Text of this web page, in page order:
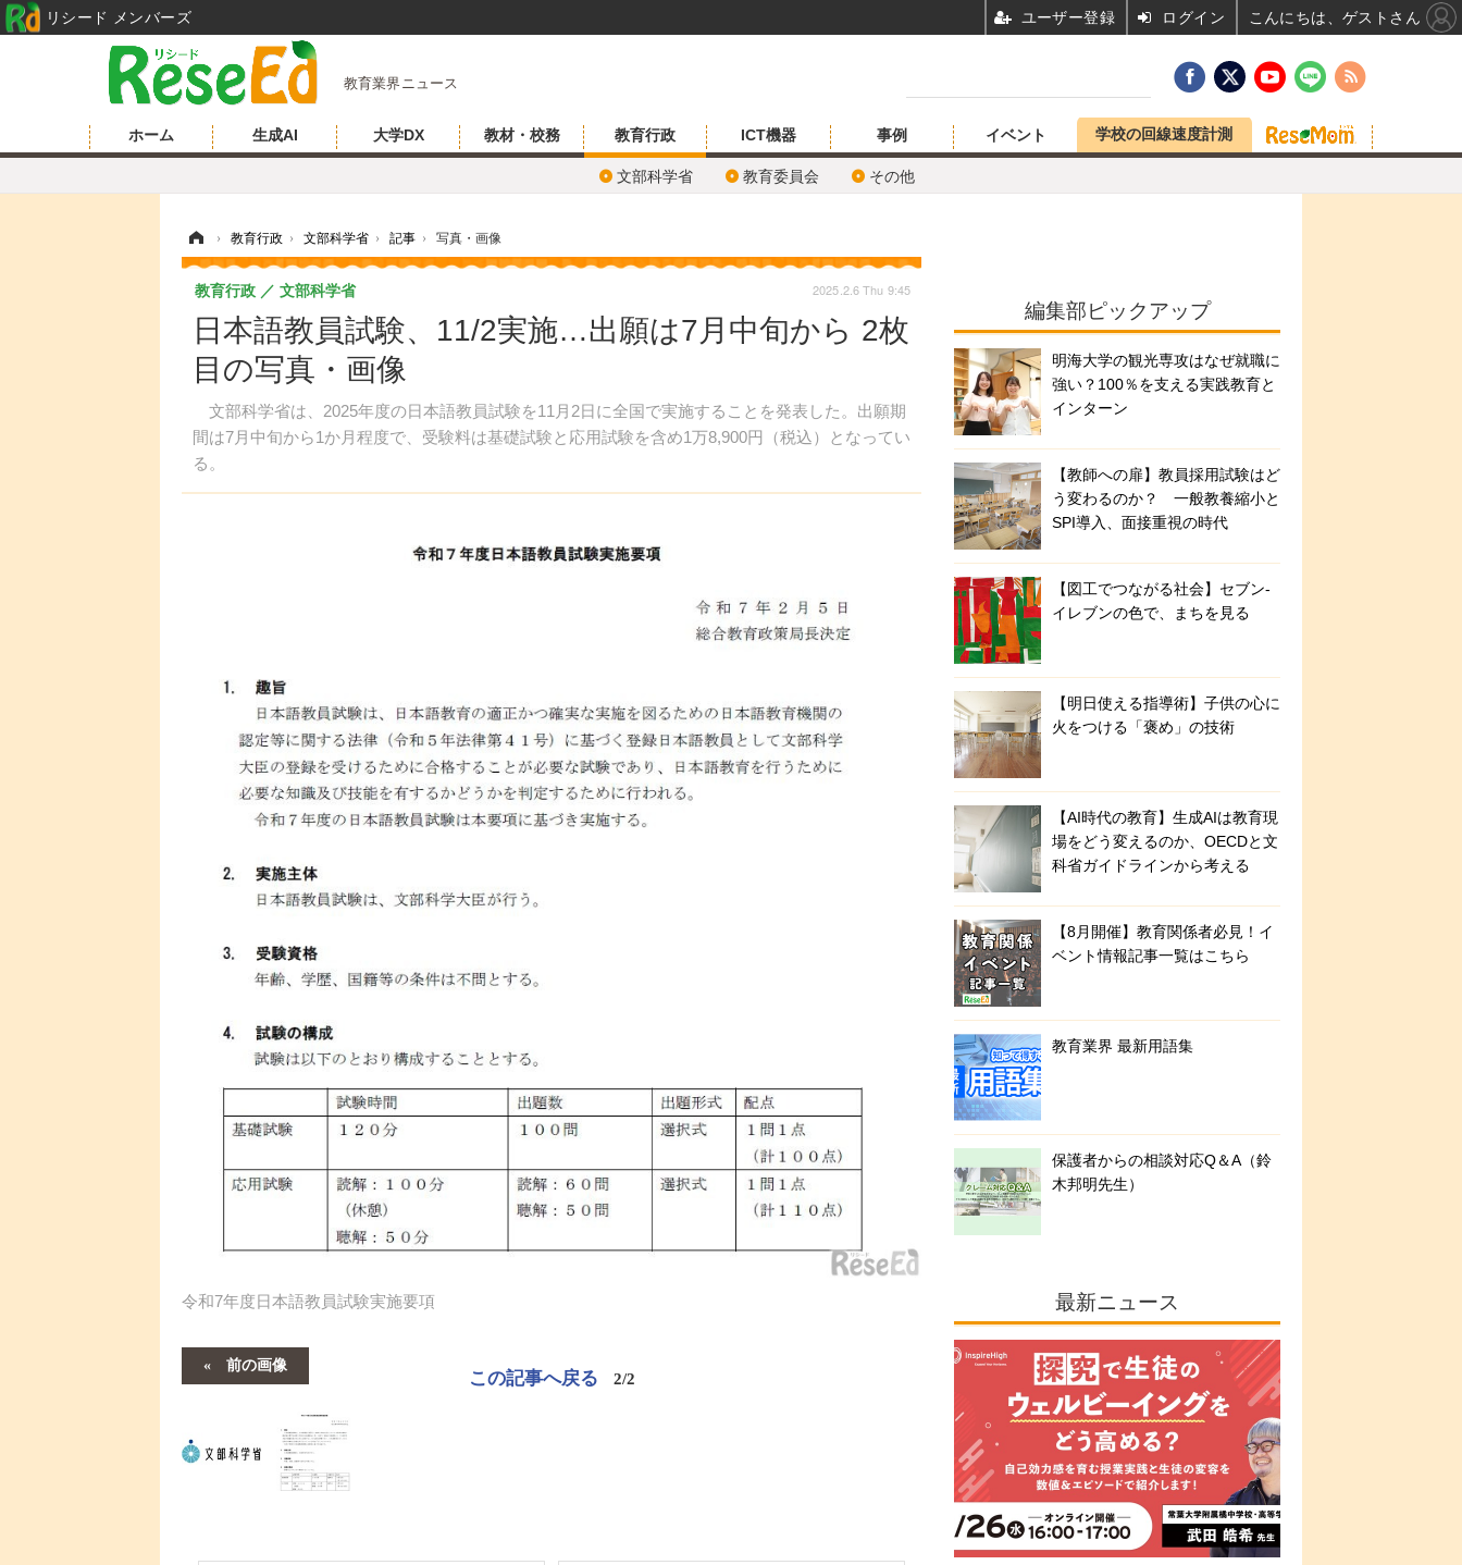
教育業界ニュース
ホーム 生成AI 大学DX 教材・校務 教育行政
文部科学省 教育委員会 その他
ICT機器 事例 イベント 学校の回線速度計測
› 教育行政 › 文部科学省 › 記事 › 写真・画像
日本語教員試験、11/2実施…出願は7月中旬から 2枚
目の写真・画像
文部科学省は、2025年度の日本語教員試験を11月2日に全国で実施することを発表した。出願期
間は7月中旬から1か月程度で、受験料は基礎試験と応用試験を含め1万8,900円（税込）となってい
る。
教育行政 文部科学省 2025.2.6 Thu 9:45
令和7年度日本語教員試験実施要項
前の画像
この記事へ戻る 2/2
編集部ピックアップ
明海大学の観光専攻はなぜ就職に
強い？100％を支える実践教育と
インターン
【教師への扉】教員採用試験はど
う変わるのか？ 一般教養縮小と
SPI導入、面接重視の時代
【図工でつながる社会】セブン‐
イレブンの色で、まちを見る
【明日使える指導術】子供の心に
火をつける「褒め」の技術
【AI時代の教育】生成AIは教育現
場をどう変えるのか、OECDと文
科省ガイドラインから考える
【8月開催】教育関係者必見！イ
ベント情報記事一覧はこちら
教育業界 最新用語集
保護者からの相談対応Q＆A（鈴
木邦明先生）
最新ニュース
リシード メンバーズ ユーザー登録 ログイン こんにちは、ゲストさん